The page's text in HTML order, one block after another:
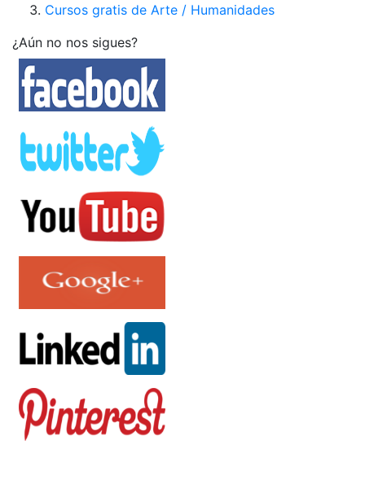
Cursos gratis de Arte / Humanidades
¿Aún no nos sigues?